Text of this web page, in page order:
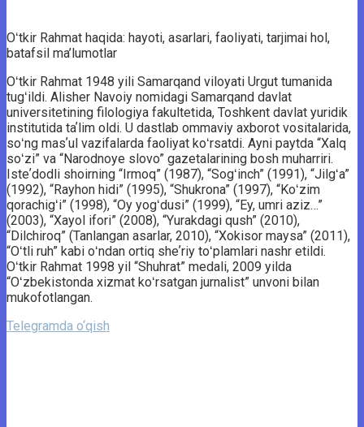
Oʻtkir Rahmat haqida: hayoti, asarlari, faoliyati, tarjimai hol,
batafsil ma’lumotlar
Oʻtkir Rahmat 1948 yili Samarqand viloyati Urgut tumanida
tugʻildi. Alisher Navoiy nomidagi Samarqand davlat
universitetining filologiya fakultetida, Toshkent davlat yuridik
institutida taʼlim oldi. U dastlab ommaviy axborot vositalarida,
soʻng masʼul vazifalarda faoliyat koʻrsatdi. Ayni paytda “Xalq
soʻzi” va “Narodnoye slovo” gazetalarining bosh muharriri.
Isteʼdodli shoirning “Irmoq” (1987), “Sogʻinch” (1991), “Jilgʻa”
(1992), “Rayhon hidi” (1995), “Shukrona” (1997), “Koʻzim
qorachigʻi” (1998), “Oy yogʻdusi” (1999), “Ey, umri aziz…”
(2003), “Xayol ifori” (2008), “Yurakdagi qush” (2010),
“Dilchiroq” (Tanlangan asarlar, 2010), “Xokisor maysa” (2011),
“Oʻtli ruh” kabi oʻndan ortiq sheʼriy toʻplamlari nashr etildi.
Oʻtkir Rahmat 1998 yil “Shuhrat” medali, 2009 yilda
“Oʻzbekistonda xizmat koʻrsatgan jurnalist” unvoni bilan
mukofotlangan.
Telegramda o‘qish